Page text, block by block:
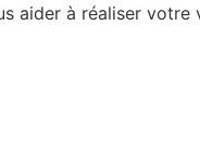
aider à réaliser votre